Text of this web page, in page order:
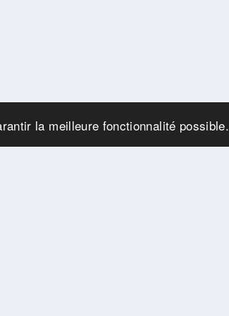
la meilleure fonctionnalité possible.